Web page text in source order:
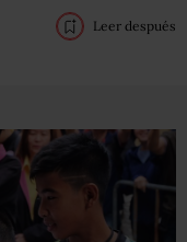
Leer después